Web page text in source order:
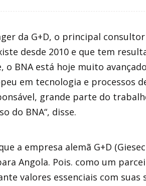
da G+D, o principal
desde 2010 e que tem
o BNA está hoje muito
em tecnologia e processos
grande parte do
do BNA“, disse.
a empresa alemã G+D
Angola. Pois. como um
valores essenciais com suas